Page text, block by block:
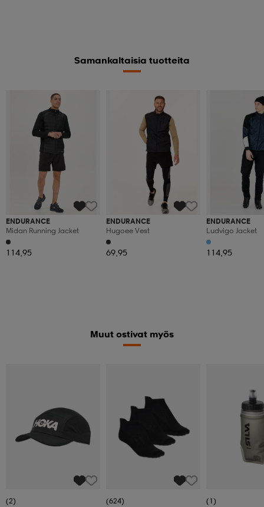
Samankaltaisia tuotteita
ENDURANCE
Midan Running Jacket
114,95
ENDURANCE
Hugoee Vest
69,95
ENDURANCE
Ludvigo Jacket
114,95
Muut ostivat myös
(2)
(624)
(1)